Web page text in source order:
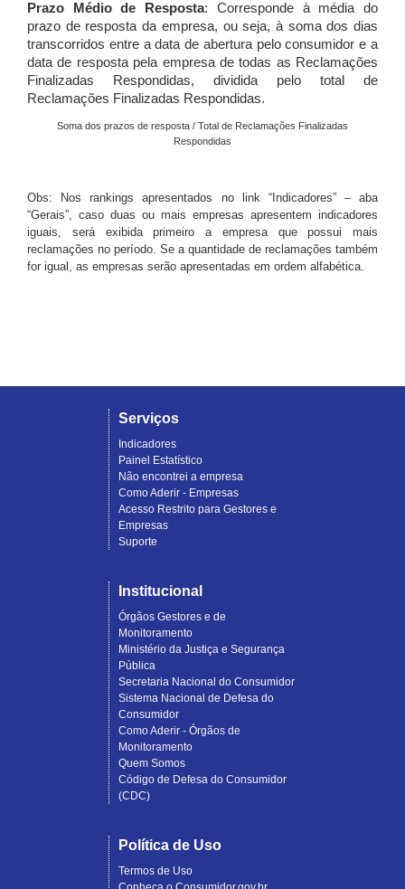
Prazo Médio de Resposta: Corresponde à média do
prazo de resposta da empresa, ou seja, à soma dos dias
transcorridos entre a data de abertura pelo consumidor e a
data de resposta pela empresa de todas as Reclamações
Finalizadas Respondidas, dividida pelo total de
Reclamações Finalizadas Respondidas.
Soma dos prazos de resposta / Total de Reclamações Finalizadas
Respondidas
Obs: Nos rankings apresentados no link “Indicadores” – aba
“Gerais”, caso duas ou mais empresas apresentem indicadores
iguais, será exibida primeiro a empresa que possui mais
reclamações no período. Se a quantidade de reclamações também
for igual, as empresas serão apresentadas em ordem alfabética.
Serviços
Indicadores
Painel Estatístico
Não encontrei a empresa
Como Aderir - Empresas
Acesso Restrito para Gestores e
Empresas
Suporte
Institucional
Órgãos Gestores e de
Monitoramento
Ministério da Justiça e Segurança
Pública
Secretaria Nacional do Consumidor
Sistema Nacional de Defesa do
Consumidor
Como Aderir - Órgãos de
Monitoramento
Quem Somos
Código de Defesa do Consumidor
(CDC)
Política de Uso
Termos de Uso